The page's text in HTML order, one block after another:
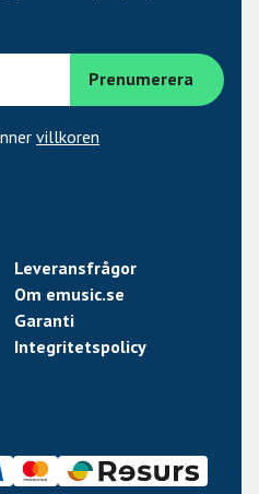
villkoren
Leveransfrågor
Om emusic.se
Garanti
Integritetspolicy